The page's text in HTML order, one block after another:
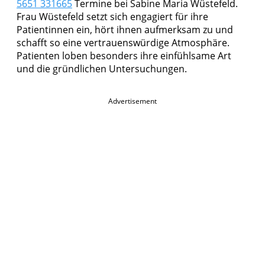
5651 331665Termine bei Sabine Maria Wüstefeld.
Frau Wüstefeld setzt sich engagiert für ihre
Patientinnen ein, hört ihnen aufmerksam zu und
schafft so eine vertrauenswürdige Atmosphäre.
Patienten loben besonders ihre einfühlsame Art
und die gründlichen Untersuchungen.
Advertisement